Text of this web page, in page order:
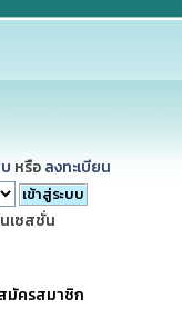
หรือ ลงทะเบียน
เซสชั่น
มัครสมาชิก